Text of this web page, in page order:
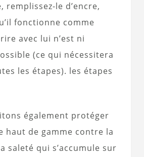
remplissez-le d’encre,
fonctionne comme
avec lui n’est ni
(ce qui nécessitera
les étapes). les étapes
également protéger
haut de gamme contre la
saleté qui s’accumule sur